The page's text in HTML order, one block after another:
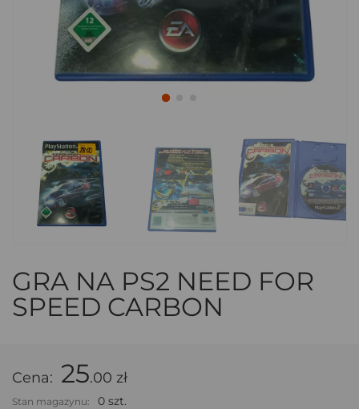
GRA NA PS2 NEED FOR
SPEED CARBON
Cena: 25.00 zł
Stan magazynu: 0 szt.